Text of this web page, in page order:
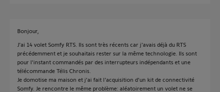
Bonjour,
J'ai 14 volet Somfy RTS. Ils sont très récents car j'avais déjà du RTS
précédemment et je souhaitais rester sur la même technologie. Ils sont
pour l'instant commandés par des interrupteurs indépendants et une
télécommande Télis Chronis.
Je domotise ma maison et j'ai fait l'acquisition d'un kit de connectivité
Somfy. Je rencontre le même problème: aléatoirement un volet ne se